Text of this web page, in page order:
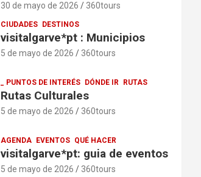
30 de mayo de 2026 360tours
CIUDADES DESTINOS
visitalgarve*pt : Municipios
5 de mayo de 2026 360tours
_ PUNTOS DE INTERÉS DÓNDE IR RUTAS
Rutas Culturales
5 de mayo de 2026 360tours
AGENDA EVENTOS QUÉ HACER
visitalgarve*pt: guia de eventos
5 de mayo de 2026 360tours